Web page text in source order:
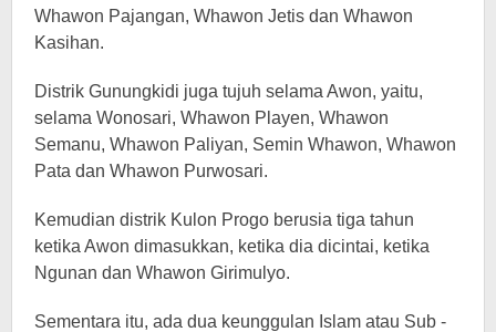
Whawon Pajangan, Whawon Jetis dan Whawon
Kasihan.
Distrik Gunungkidi juga tujuh selama Awon, yaitu,
selama Wonosari, Whawon Playen, Whawon
Semanu, Whawon Paliyan, Semin Whawon, Whawon
Pata dan Whawon Purwosari.
Kemudian distrik Kulon Progo berusia tiga tahun
ketika Awon dimasukkan, ketika dia dicintai, ketika
Ngunan dan Whawon Girimulyo.
Sementara itu, ada dua keunggulan Islam atau Sub -